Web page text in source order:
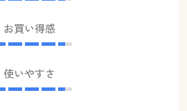
お買い得感
使いやすさ